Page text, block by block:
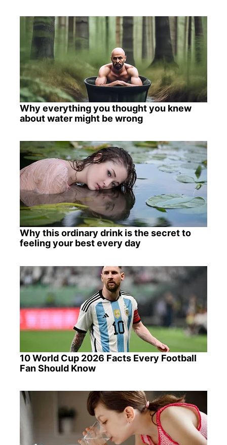
Why everything you thought you knew
about water might be wrong
Why this ordinary drink is the secret to
feeling your best every day
10 World Cup 2026 Facts Every Football
Fan Should Know